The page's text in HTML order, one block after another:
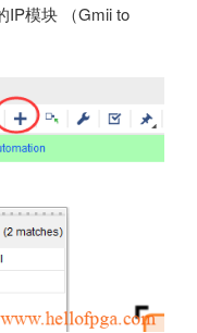
IP模块 （Gmii to